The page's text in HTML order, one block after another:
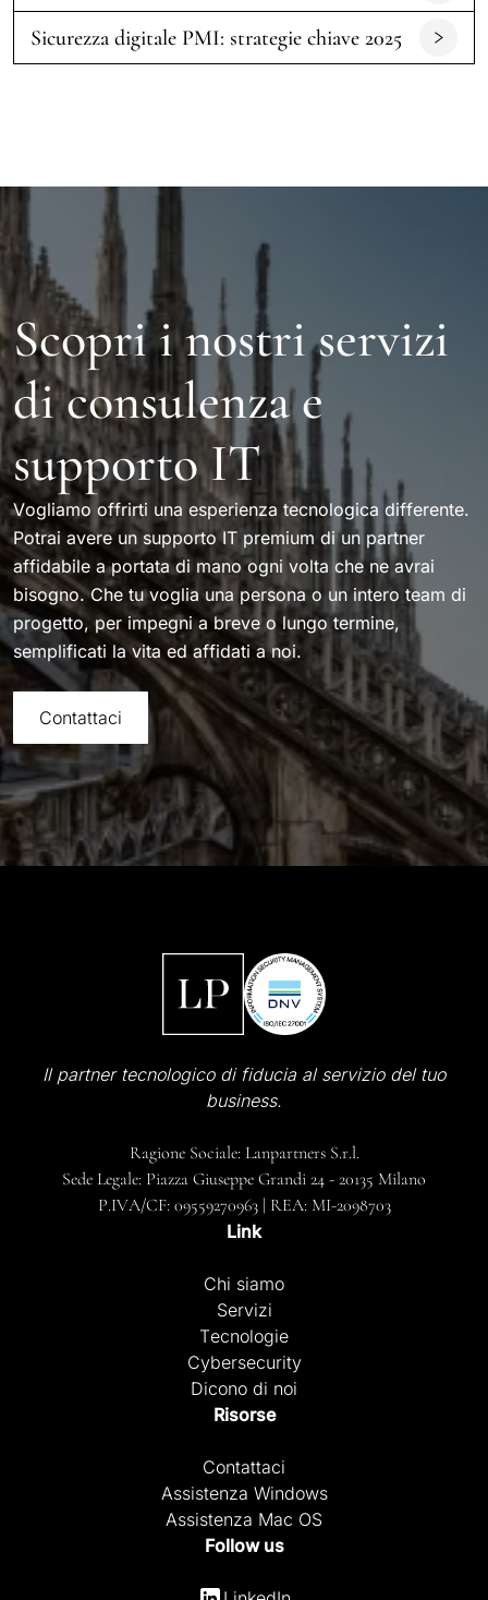
Sicurezza digitale PMI: strategie chiave 2025
Scopri i nostri servizi
di consulenza e
supporto IT
Vogliamo offrirti una esperienza tecnologica differente.
Potrai avere un supporto IT premium di un partner
affidabile a portata di mano ogni volta che ne avrai
bisogno. Che tu voglia una persona o un intero team di
progetto, per impegni a breve o lungo termine,
semplificati la vita ed affidati a noi.
Contattaci
Il partner tecnologico di fiducia al servizio del tuo
business.
Ragione Sociale: Lanpartners S.r.l.
Sede Legale: Piazza Giuseppe Grandi 24 - 20135 Milano
P.IVA/CF: 09559270963 | REA: MI-2098703
Link
Chi siamo
Servizi
Tecnologie
Cybersecurity
Dicono di noi
Risorse
Contattaci
Assistenza Windows
Assistenza Mac OS
Follow us